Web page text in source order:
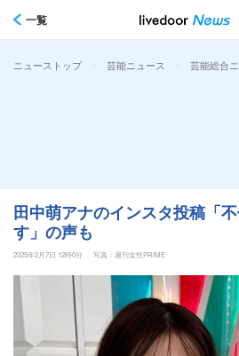
一覧
ニューストップ > 芸能ニュース > 芸能総合
田中萌アナのインスタ投稿「
す」の声も
2025年2月7日 12時0分
写真：週刊女性PRIME